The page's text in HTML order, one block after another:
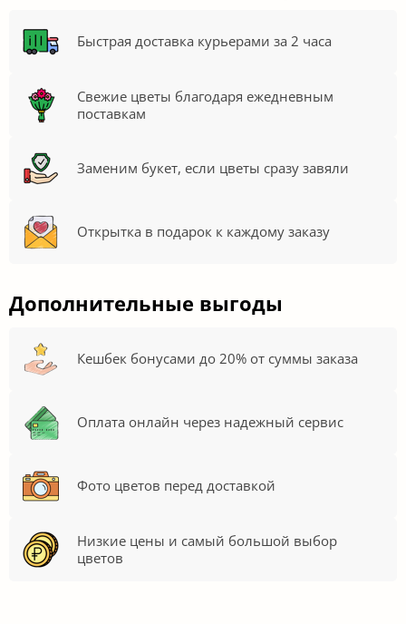
Быстрая доставка курьерами за 2 часа
Свежие цветы благодаря ежедневным
поставкам
Заменим букет, если цветы сразу завяли
Открытка в подарок к каждому заказу
Дополнительные выгоды
Кешбек бонусами до 20% от суммы заказа
Оплата онлайн через надежный сервис
Фото цветов перед доставкой
Низкие цены и самый большой выбор
цветов